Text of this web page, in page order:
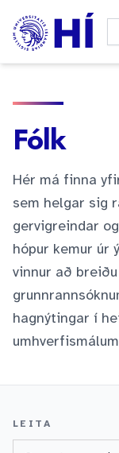
Dökkt þema
Fólk
Hér má finna
sem helgar sig
gervigreindar
hópur kemur úr
vinnur að
hagnýtingar í
LEITA